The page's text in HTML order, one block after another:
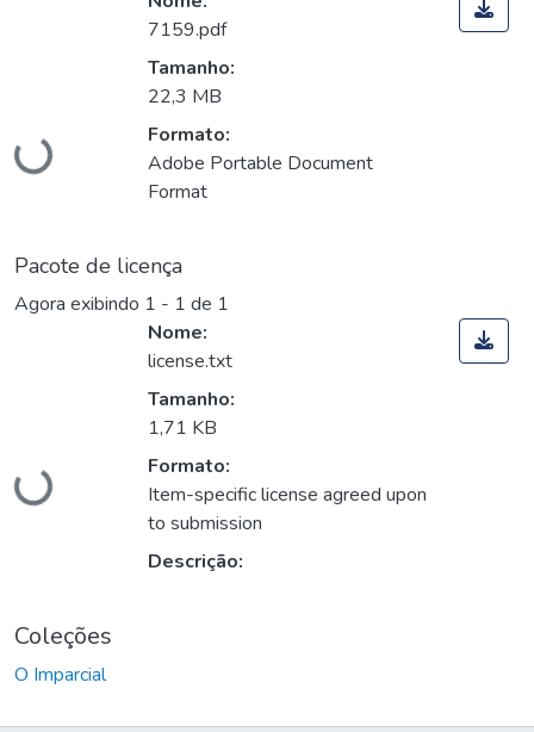
Carregando...
7159.pdf
Tamanho:
22,3 MB
Formato:
Adobe Portable Document
Format
Pacote de licença
Agora exibindo 1 - 1 de 1
Carregando...
Nome:
license.txt
Tamanho:
1,71 KB
Formato:
Item-specific license agreed upon
to submission
Descrição:
Coleções
O Imparcial